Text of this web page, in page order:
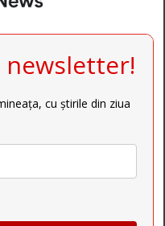
newsletter!
cu știrile din ziua